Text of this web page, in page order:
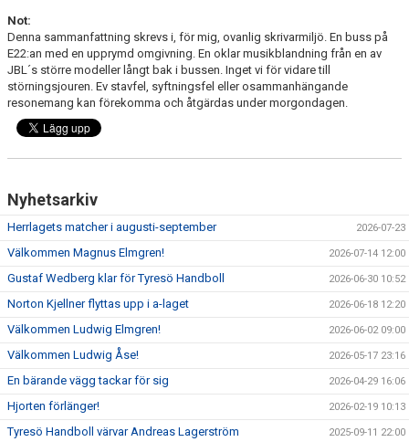
Not:
Denna sammanfattning skrevs i, för mig, ovanlig skrivarmiljö. En buss på
E22:an med en upprymd omgivning. En oklar musikblandning från en av
JBL´s större modeller långt bak i bussen. Inget vi för vidare till
störningsjouren. Ev stavfel, syftningsfel eller osammanhängande
resonemang kan förekomma och åtgärdas under morgondagen.
Nyhetsarkiv
Herrlagets matcher i augusti-september 2026-07-23
Välkommen Magnus Elmgren! 2026-07-14 12:00
Gustaf Wedberg klar för Tyresö Handboll 2026-06-30 10:52
Norton Kjellner flyttas upp i a-laget 2026-06-18 12:20
Välkommen Ludwig Elmgren! 2026-06-02 09:00
Välkommen Ludwig Åse! 2026-05-17 23:16
En bärande vägg tackar för sig 2026-04-29 16:06
Hjorten förlänger! 2026-02-19 10:13
Tyresö Handboll värvar Andreas Lagerström 2025-09-11 22:00